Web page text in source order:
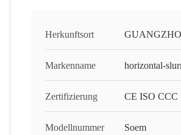
Herkunftsort
Markenname horizontal-
Zertifizierung CE ISO
Modellnummer Soem